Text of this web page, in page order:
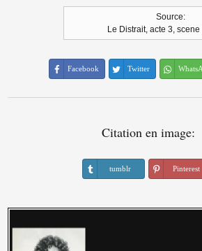
Source:
Le Distrait, acte 3,
Facebook Twitter
Citation en image:
tumblr Pinterest